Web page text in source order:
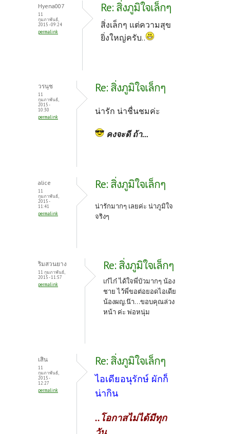
Hyena007
11
กุมภาพันธ์,
2015 - 09:24
permalink
Re: สิ่งภูมิใจเล็กๆ
สิ่งเล็กๆ แต่ความสุข
ยิ่งใหญ่ครับ..
วรนุช
11
กุมภาพันธ์,
2015 -
10:30
permalink
Re: สิ่งภูมิใจเล็กๆ
น่ารัก น่าชื่นชมค่ะ
คงจะดี ถ้า...
alice
11
กุมภาพันธ์,
2015 -
11:41
permalink
Re: สิ่งภูมิใจเล็กๆ
น่ารักมากๆ เลยค่ะ น่าภูมิใจ
จริงๆ
ริมสวนยาง
11 กุมภาพันธ์,
2015 - 11:57
permalink
Re: สิ่งภูมิใจเล็กๆ
เก๋ไก๋ ได้ใจพี่บัวมากๆ น้อง
ชาย ไว้พี่ขอต่อยอดไอเดีย
น้องผญ.น๊า...ขอบคุณล่วง
หน้า ค่ะ พ่อหนุ่ม
เสิน
11
กุมภาพันธ์,
2015 -
12:27
permalink
Re: สิ่งภูมิใจเล็กๆ
ไอเดียอนุรักษ์ ผักก็
น่ากิน
..โอกาสไม่ได้มีทุก